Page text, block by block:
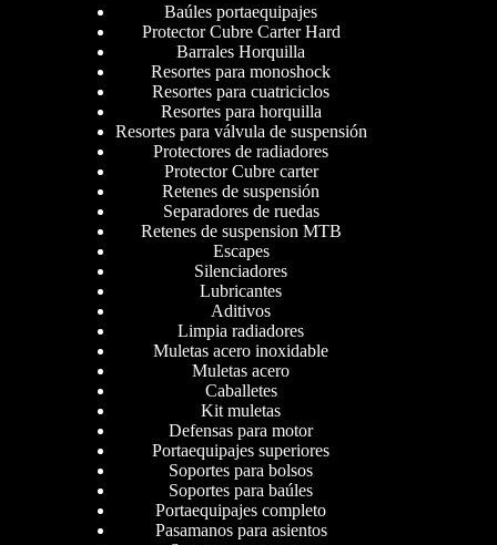
Baúles portaequipajes
Protector Cubre Carter Hard
Barrales Horquilla
Resortes para monoshock
Resortes para cuatriciclos
Resortes para horquilla
Resortes para válvula de suspensión
Protectores de radiadores
Protector Cubre carter
Retenes de suspensión
Separadores de ruedas
Retenes de suspension MTB
Escapes
Silenciadores
Lubricantes
Aditivos
Limpia radiadores
Muletas acero inoxidable
Muletas acero
Caballetes
Kit muletas
Defensas para motor
Portaequipajes superiores
Soportes para bolsos
Soportes para baúles
Portaequipajes completo
Pasamanos para asientos